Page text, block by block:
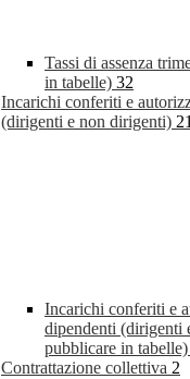
Tassi di assenza
in tabelle) 32
Incarichi conferiti e
(dirigenti e non dirigenti) 21
Incarichi conferiti e
dipendenti (dirigenti
pubblicare in tabelle)
Contrattazione collettiva 2